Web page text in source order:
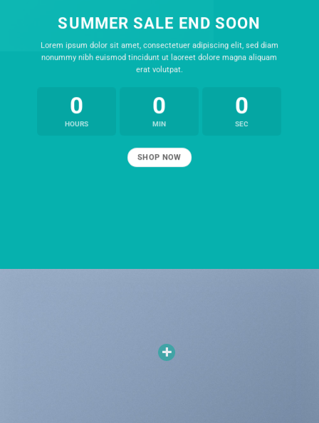
SUMMER SALE END SOON
Lorem ipsum dolor sit amet, consectetuer adipiscing elit, sed diam
nonummy nibh euismod tincidunt ut laoreet dolore magna aliquam
erat volutpat.
0
HOURS
0
MIN
0
SEC
SHOP NOW